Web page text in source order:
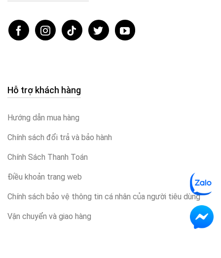
Hỗ trợ khách hàng
Hướng dẫn mua hàng
Chính sách đổi trả và bảo hành
Chính Sách Thanh Toán
Điều khoản trang web
Chính sách bảo vệ thông tin cá nhân của người tiêu dùng
Vận chuyển và giao hàng